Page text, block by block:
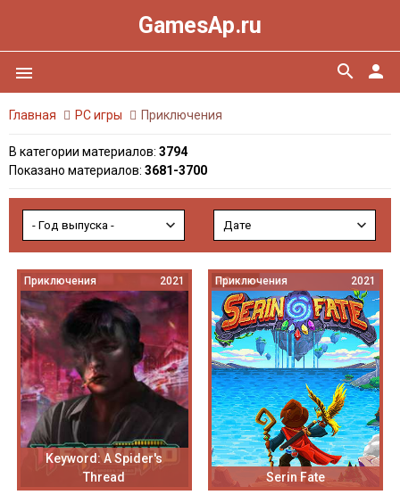
GamesAp.ru
menu person
search
Главная PC игры Приключения
В категории материалов: 3794
Показано материалов: 3681-3700
Приключения 2021
Keyword: A Spider's
Thread
Приключения 2021
Serin Fate